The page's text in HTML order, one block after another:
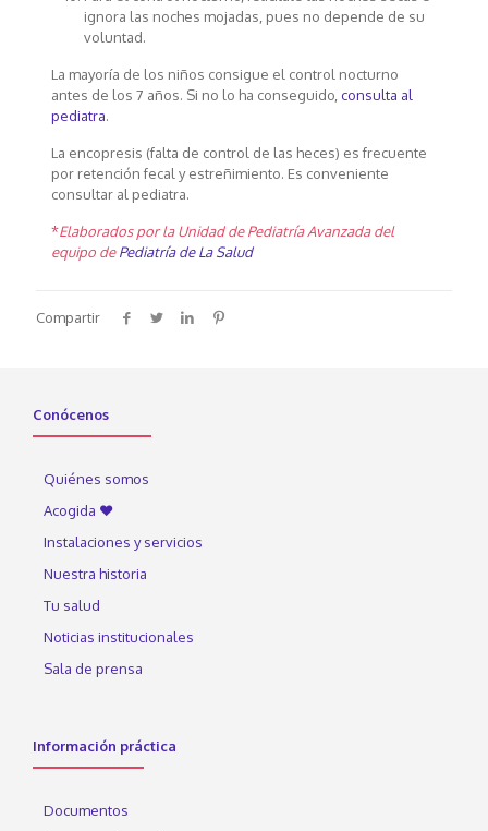
ignora las noches mojadas, pues no depende de su
voluntad.
La mayoría de los niños consigue el control nocturno
antes de los 7 años. Si no lo ha conseguido, consulta al
pediatra.
La encopresis (falta de control de las heces) es frecuente
por retención fecal y estreñimiento. Es conveniente
consultar al pediatra.
*Elaborados por la Unidad de Pediatría Avanzada del
equipo dePediatría de La Salud
Compartir
Conócenos
Quiénes somos
Acogida ♥
Instalaciones y servicios
Nuestra historia
Tu salud
Noticias institucionales
Sala de prensa
Información práctica
Documentos